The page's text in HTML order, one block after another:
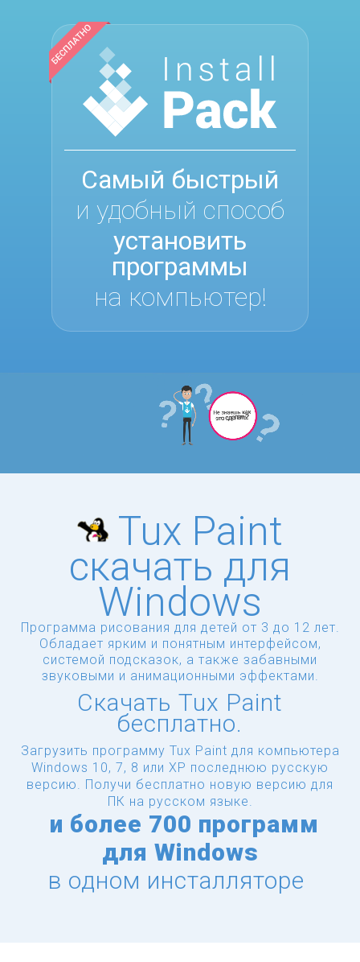
Самый быстрый
и удобный способ
установить
программы
на компьютер!
Tux Paint
скачать для
Windows
Программа рисования для детей от 3 до 12 лет.
Обладает ярким и понятным интерфейсом,
системой подсказок, а также забавными
звуковыми и анимационными эффектами.
Скачать Tux Paint
бесплатно.
Загрузить программу Tux Paint для компьютера
Windows 10, 7, 8 или XP последнюю русскую
версию.
Получи бесплатно новую версию для
ПК на русском языке.
и более 700 программ
для Windows
в одном инсталляторе